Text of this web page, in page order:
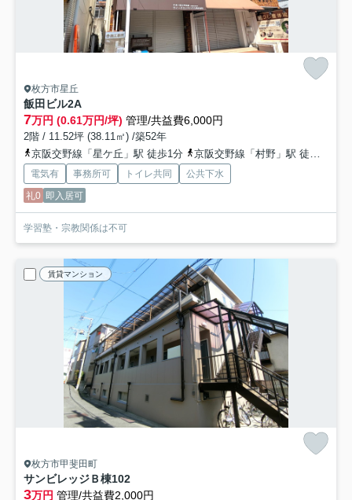
枚方市星丘
飯田ビル2A
7万円 (0.61万円/坪) 管理/共益費6,000円
2階 / 11.52坪 (38.11㎡) /築52年
京阪交野線「星ケ丘」駅 徒歩1分
京阪交野線「村野」駅 徒歩9分
電気有 事務所可 トイレ共同
公共下水
礼0 即入居可
学習塾・宗教関係は不可
賃貸マンション
枚方市甲斐田町
サンビレッジＢ棟102
3万円 管理/共益費2,000円